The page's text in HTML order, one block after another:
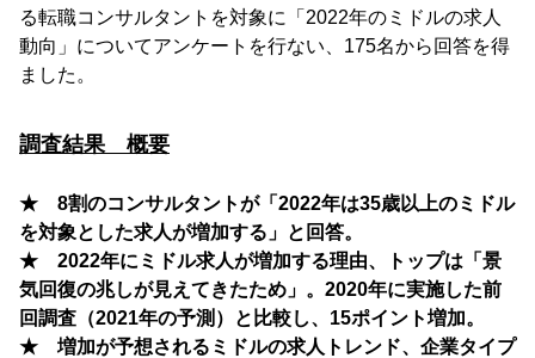
る転職コンサルタントを対象に「2022年のミドルの求人
動向」についてアンケートを行ない、175名から回答を得
ました。
調査結果 概要
★ 8割のコンサルタントが「2022年は35歳以上のミドル
を対象とした求人が増加する」と回答。
★ 2022年にミドル求人が増加する理由、トップは「景
気回復の兆しが見えてきたため」。2020年に実施した前
回調査（2021年の予測）と比較し、15ポイント増加。
★ 増加が予想されるミドルの求人トレンド、企業タイプ